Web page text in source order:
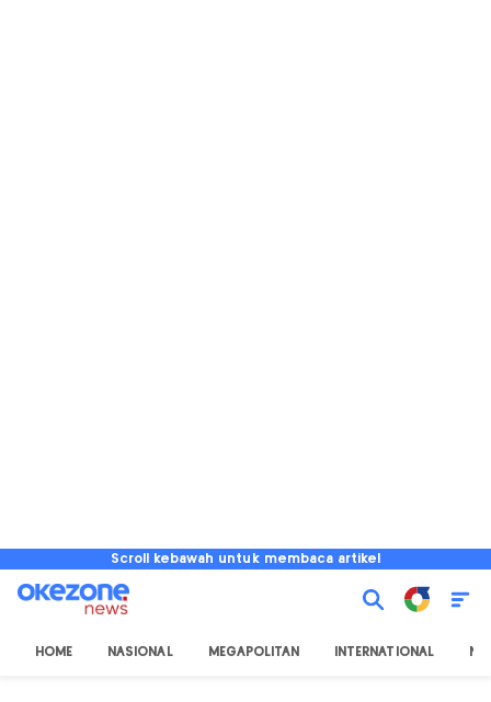
Scroll kebawah untuk membaca artikel
HOME NASIONAL MEGAPOLITAN INTERNATIONAL